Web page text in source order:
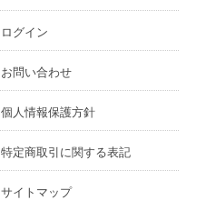
ログイン
お問い合わせ
個人情報保護方針
特定商取引に関する表記
サイトマップ